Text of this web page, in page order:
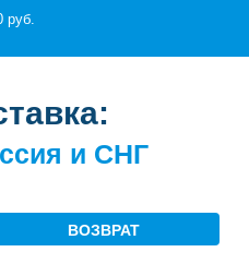
руб.
и СНГ
ВОЗВРАТ